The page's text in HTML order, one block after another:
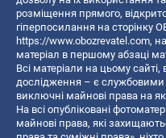
розміщення прямого,
гіперпосилання на сторінку
https://www.obozrevatel.com,
матеріал в першому абзаці
Всі матеріали на цьому сайті,
дослідження – є службовими
виключні майнові права на
На всі опубліковані
майнові права, які